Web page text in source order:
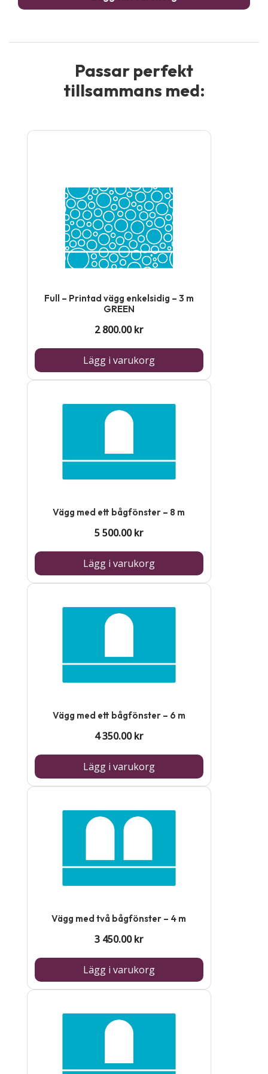
Passar perfekt
tillsammans med:
Full – Printad vägg enkelsidig – 3 m
GREEN
2 800.00kr
Lägg i varukorg
Vägg med ett bågfönster – 8 m
5 500.00kr
Lägg i varukorg
Vägg med ett bågfönster – 6 m
4 350.00kr
Lägg i varukorg
Vägg med två bågfönster – 4 m
3 450.00kr
Lägg i varukorg